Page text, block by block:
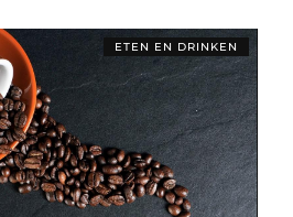
ETEN EN DRINKEN